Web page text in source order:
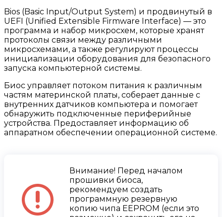
Bios (Basic Input/Output System) и продвинутый в
UEFI (Unified Extensible Firmware Interface) — это
программа и набор микросхем, которые хранят
протоколы связи между различными
микросхемами, а также регулируют процессы
инициализации оборудования для безопасного
запуска компьютерной системы.
Биос управляет потоком питания к различным
частям материнской платы, соберает данные с
внутренних датчиков компьютера и помогает
обнаружить подключенные периферийные
устройства. Предоставляет информацию об
аппаратном обеспечении операционной системе.
Внимание! Перед началом
прошивки биоса,
рекомендуем создать
программную резервную
копию чипа EEPROM (если это